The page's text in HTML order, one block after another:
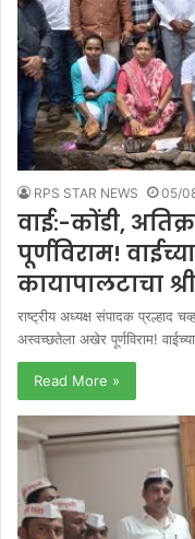
RPS STAR NEWS 05/
वाई:-कोंडी,
पूर्णविराम!
कायापालटाचा
राष्ट्रीय अध्यक्ष संपादक
अस्वच्छतेला अखेर पूर्णविराम!
Read More »